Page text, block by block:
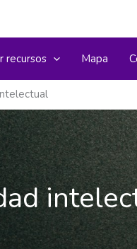
recursos Mapa